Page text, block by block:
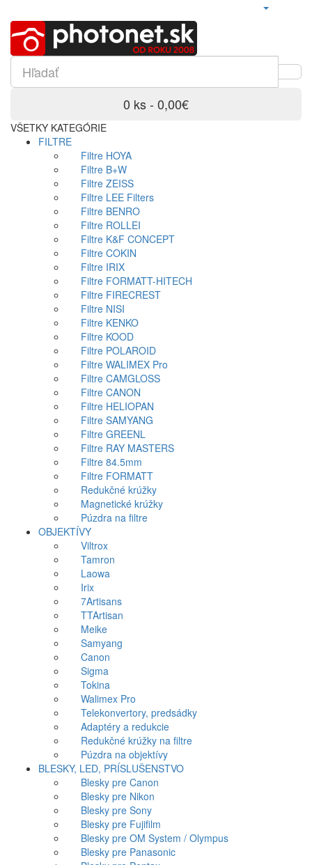
0 ks - 0,00€
VŠETKY KATEGÓRIE
FILTRE
Filtre HOYA
Filtre B+W
Filtre ZEISS
Filtre LEE Filters
Filtre BENRO
Filtre ROLLEI
Filtre K&F CONCEPT
Filtre COKIN
Filtre IRIX
Filtre FORMATT-HITECH
Filtre FIRECREST
Filtre NISI
Filtre KENKO
Filtre KOOD
Filtre POLAROID
Filtre WALIMEX Pro
Filtre CAMGLOSS
Filtre CANON
Filtre HELIOPAN
Filtre SAMYANG
Filtre GREENL
Filtre RAY MASTERS
Filtre 84.5mm
Filtre FORMATT
Redukčné krúžky
Magnetické krúžky
Púzdra na filtre
OBJEKTÍVY
Viltrox
Tamron
Laowa
Irix
7Artisans
TTArtisan
Meike
Samyang
Canon
Sigma
Tokina
Walimex Pro
Telekonvertory, predsádky
Adaptéry a redukcie
Redukčné krúžky na filtre
Púzdra na objektívy
BLESKY, LED, PRÍSLUŠENSTVO
Blesky pre Canon
Blesky pre Nikon
Blesky pre Sony
Blesky pre Fujifilm
Blesky pre OM System / Olympus
Blesky pre Panasonic